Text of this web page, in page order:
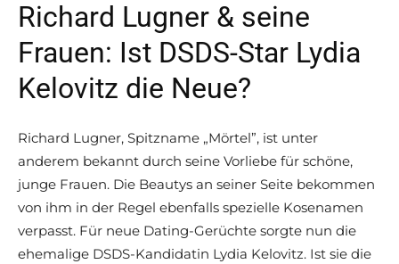
Richard Lugner & seine
Frauen: Ist DSDS-Star Lydia
Kelovitz die Neue?
Richard Lugner, Spitzname „Mörtel”, ist unter
anderem bekannt durch seine Vorliebe für schöne,
junge Frauen. Die Beautys an seiner Seite bekommen
von ihm in der Regel ebenfalls spezielle Kosenamen
verpasst. Für neue Dating-Gerüchte sorgte nun die
ehemalige DSDS-Kandidatin Lydia Kelovitz. Ist sie die